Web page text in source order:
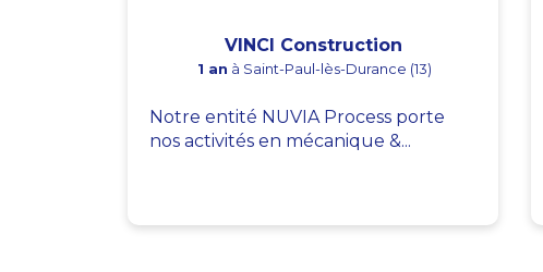
VINCI Construction
1 an à Saint-Paul-lès-Durance (13)
Notre entité NUVIA Process porte
nos activités en mécanique &...